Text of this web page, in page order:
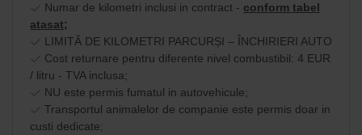
Numar de kilometri inclusi in contract - conform tabel
atasat;
LIMITĂ DE KILOMETRI PARCURȘI – ÎNCHIRIERI AUTO
Cost returnare pentru diferente nivel combustibil: 4 EUR
/ litru - TVA inclusa;
NU este permis fumatul in autovehicule;
Transportul animalelor de companie este permis doar in
custi dedicate;